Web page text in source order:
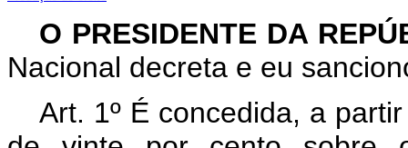
O PRESIDENTE DA
Nacional decreta e eu
Art. 1º É concedida, a